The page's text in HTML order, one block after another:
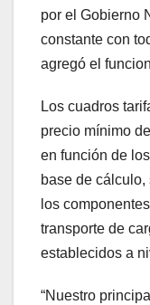
por el Gobierno
constante con
agregó el
Los cuadros
precio mínimo
en función de
base de
los
transporte de
establecidos a
“Nuestro